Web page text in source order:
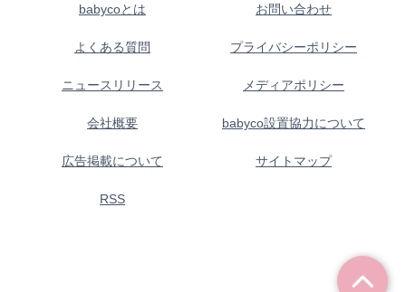
babycoとは お問い合わせ
よくある質問 プライバシーポリシー
ニュースリリース メディアポリシー
会社概要 babyco設置協力について
広告掲載について サイトマップ
RSS